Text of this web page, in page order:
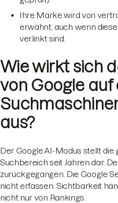
Ihre Marke wird von
erwähnt, auch wenn
verlinkt sind.
Wie wirkt sich
von Google auf
aus?
Der Google AI-Modus stellt die
Suchbereich seit Jahren dar.
zurückgegangen. Die Google
nicht erfassen. Sichtbarkeit
nicht nur von Rankings.